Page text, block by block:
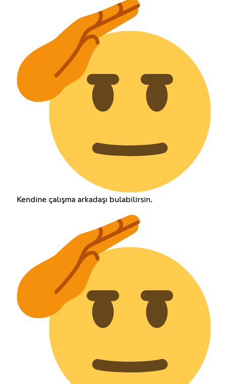
Kendine çalışma arkadaşı bulabilirsin.